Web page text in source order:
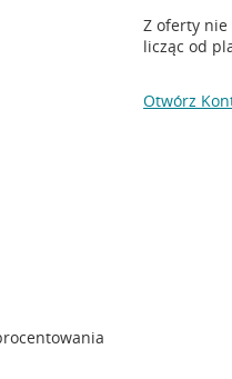
Z oferty nie
licząc od
Otwórz